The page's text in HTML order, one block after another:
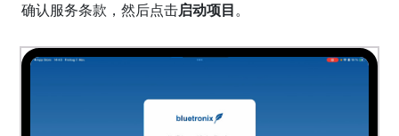
确认服务条款，然后点击启动项目。